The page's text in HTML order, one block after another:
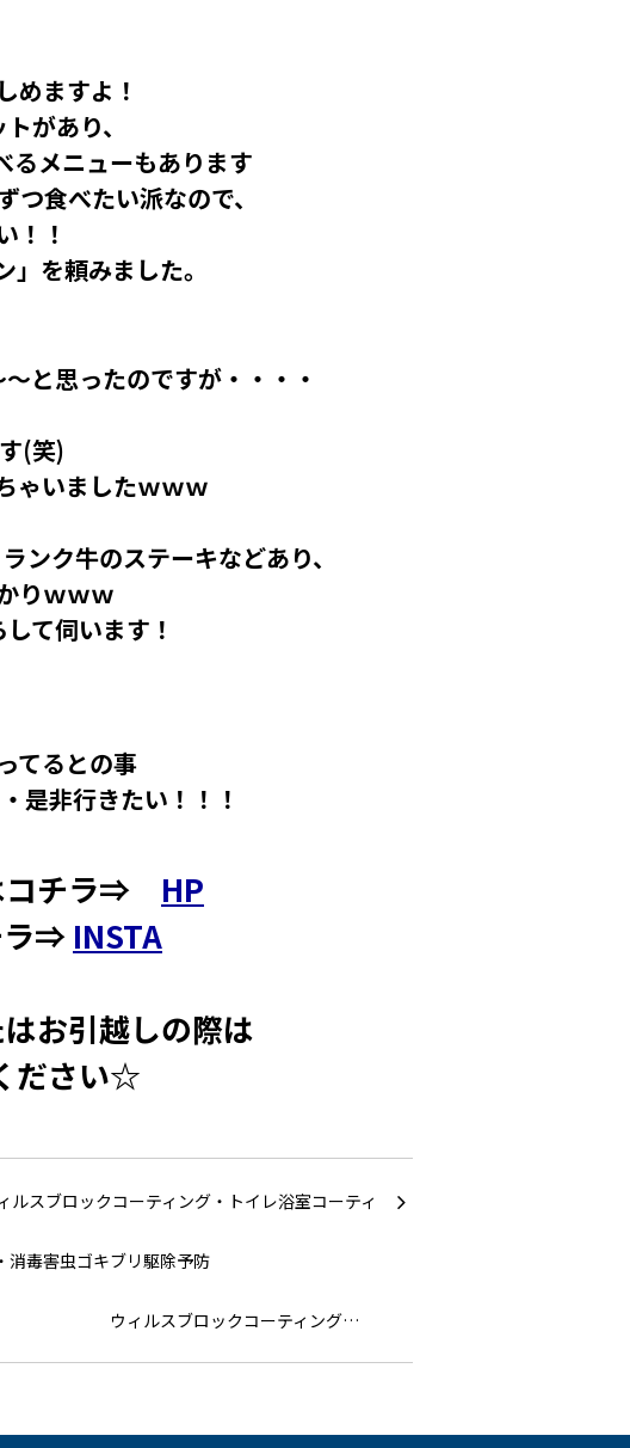
めますよ！
があり、
るメニューもあります
食べたい派なので、
！！
を頼みました。
と思ったのですが・・・・
(笑)
ゃいましたｗｗｗ
ンク牛のステーキなどあり、
りｗｗｗ
て伺います！
てるとの事
是非行きたい！！！
コチラ⇒ HP
ラ⇒ INSTA
お引越しの際は
ださい☆
ウィルスブロックコーティング…